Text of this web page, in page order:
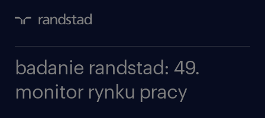
badanie randstad: 49.
monitor rynku pracy